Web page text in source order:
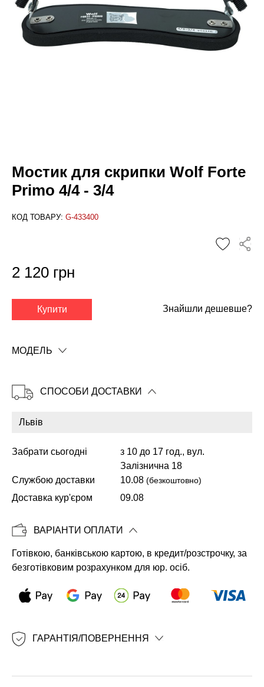
Мостик для скрипки Wolf Forte
Primo 4/4 - 3/4
КОД ТОВАРУ: G-433400
Копіювати
2 120 грн
Купити Знайшли дешевше?
МОДЕЛЬ
СПОСОБИ ДОСТАВКИ
Забрати сьогодні
з 10 до 17 год., вул.
Залізнична 18
Службою доставки
10.08 (безкоштовно)
Доставка кур'єром 09.08
ВАРІАНТИ ОПЛАТИ
Готівкою, банківською картою, в кредит/розстрочку, за
безготівковим розрахунком для юр. осіб.
ГАРАНТІЯ/ПОВЕРНЕННЯ